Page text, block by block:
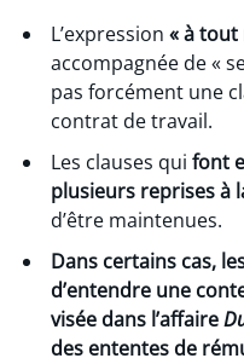
L’expression« à
accompagnée de «
pas forcément une
contrat de travail.
Les clauses quifont
plusieurs reprises à
d’être maintenues.
Dans certains cas,
d’entendre une
visée dans l’affaire
des ententes de